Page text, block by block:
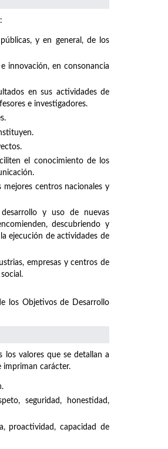
y en general, de los
innovación, en consonancia
en sus actividades de
e investigadores.
el conocimiento de los
centros nacionales y
y uso de nuevas
descubriendo y
ejecución de actividades de
empresas y centros de
los Objetivos de Desarrollo
los valores que se detallan a
impriman carácter.
seguridad, honestidad,
proactividad, capacidad de